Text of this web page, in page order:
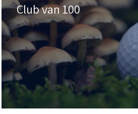
Club van 100